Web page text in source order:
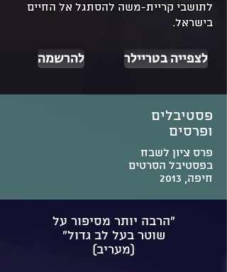
לתושבי קריית-משה להסתגל אל החיים
בישראל.
להרשמה לצפייה בטריילר
פסטיבלים
ופרסים
פרס ציון לשבח
בפסטיבל הסרטים
חיפה, 2013
״הרבה יותר מסיפור על
שוטר בעל לב גדול״
(מעריב)